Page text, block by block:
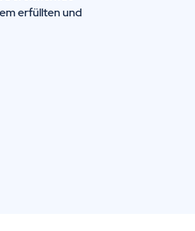
erfüllten und